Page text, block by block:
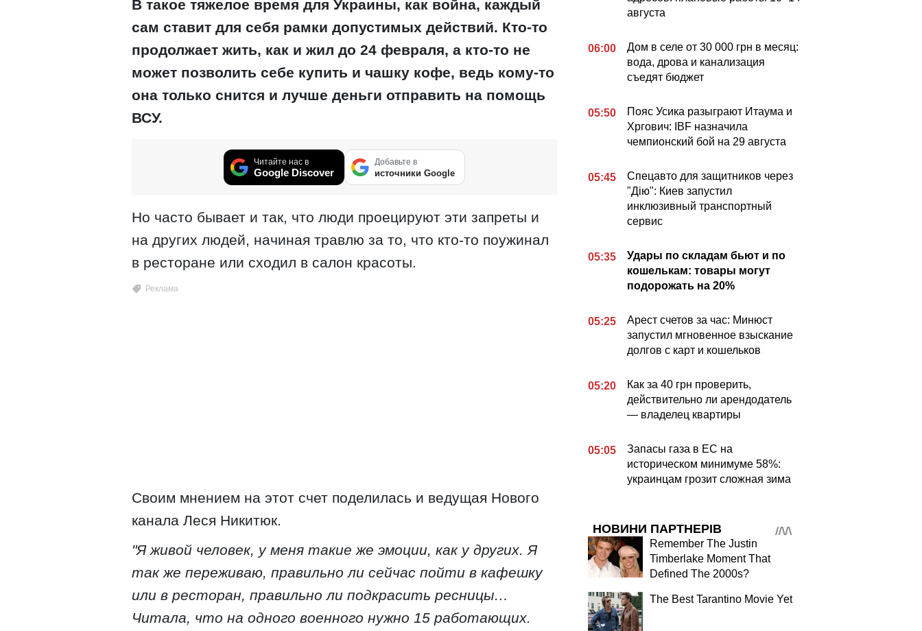
В такое тяжелое время для Украины, как война, каждый
сам ставит для себя рамки допустимых действий. Кто-то
продолжает жить, как и жил до 24 февраля, а кто-то не
может позволить себе купить и чашку кофе, ведь кому-то
она только снится и лучше деньги отправить на помощь
ВСУ.
Читайте нас в
Google Discover
Добавьте в
источники Google
Но часто бывает и так, что люди проецируют эти запреты и
на других людей, начиная травлю за то, что кто-то поужинал
в ресторане или сходил в салон красоты.
Своим мнением на этот счет поделилась и ведущая Нового
канала Леся Никитюк.
"Я живой человек, у меня такие же эмоции, как у других. Я
так же переживаю, правильно ли сейчас пойти в кафешку
или в ресторан, правильно ли подкрасить ресницы…
Читала, что на одного военного нужно 15 работающих.
августа
06:00
Дом в селе от 30 000 грн в месяц:
вода, дрова и канализация
съедят бюджет
05:50
Пояс Усика разыграют Итаума и
Хргович: IBF назначила
чемпионский бой на 29 августа
05:45
Спецавто для защитников через
"Дію": Киев запустил
инклюзивный транспортный
сервис
05:35
Удары по складам бьют и по
кошелькам: товары могут
подорожать на 20%
05:25
Арест счетов за час: Минюст
запустил мгновенное взыскание
долгов с карт и кошельков
05:20
Как за 40 грн проверить,
действительно ли арендодатель
— владелец квартиры
05:05
Запасы газа в ЕС на
историческом минимуме 58%:
украинцам грозит сложная зима
НОВИНИ ПАРТНЕРІВ
Remember The Justin
Timberlake Moment That
Defined The 2000s?
The Best Tarantino Movie Yet